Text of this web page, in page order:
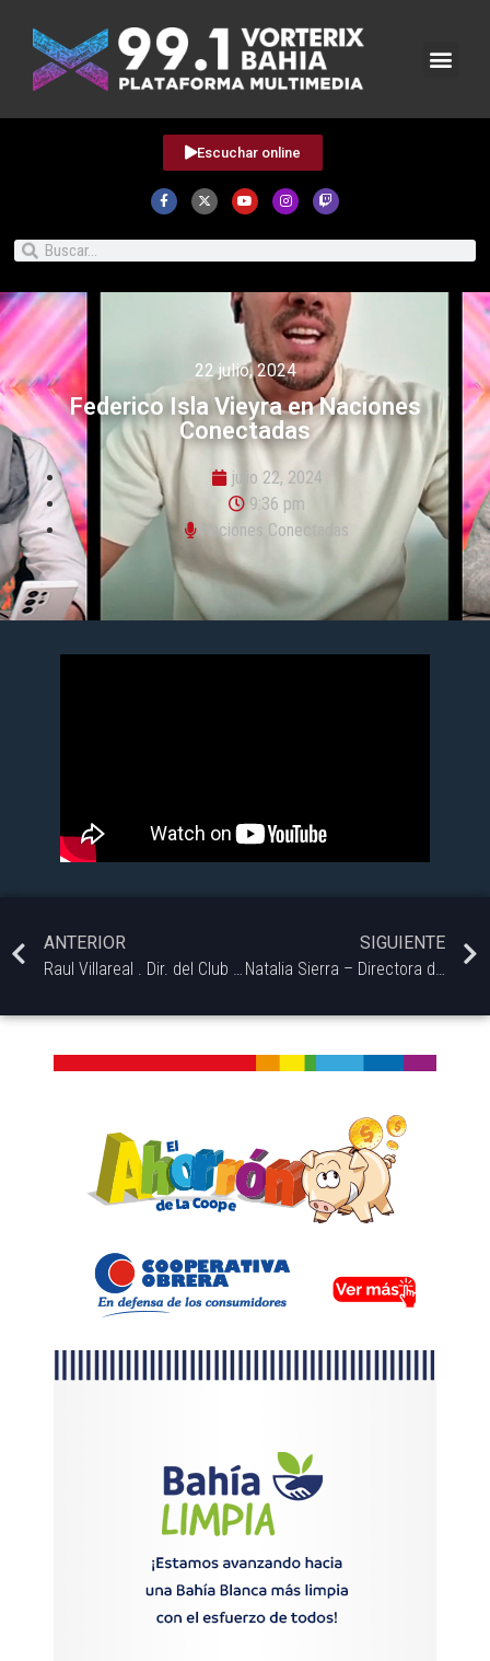
Escuchar online
22 julio, 2024
Federico Isla Vieyra en Naciones
Conectadas
julio 22, 2024
9:36 pm
Naciones Conectadas
ANTERIOR
SIGUIENTE